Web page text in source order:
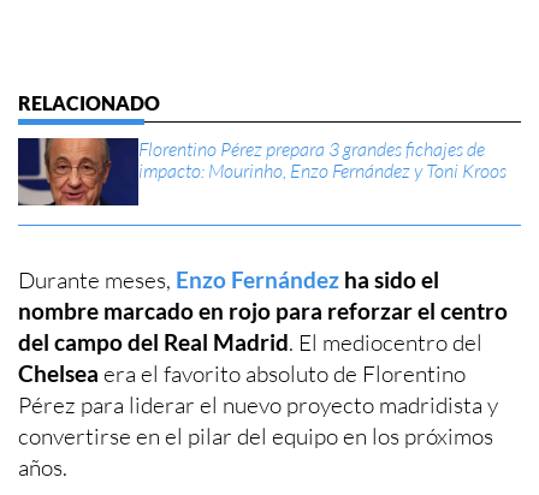
Florentino Pérez prepara 3 grandes fichajes de
impacto: Mourinho, Enzo Fernández y Toni Kroos
Durante meses, Enzo Fernández ha sido el
nombre marcado en rojo para reforzar el centro
del campo del Real Madrid. El mediocentro del
Chelsea era el favorito absoluto de Florentino
Pérez para liderar el nuevo proyecto madridista y
convertirse en el pilar del equipo en los próximos
años.